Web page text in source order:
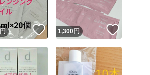
円 いいね！
1,300円